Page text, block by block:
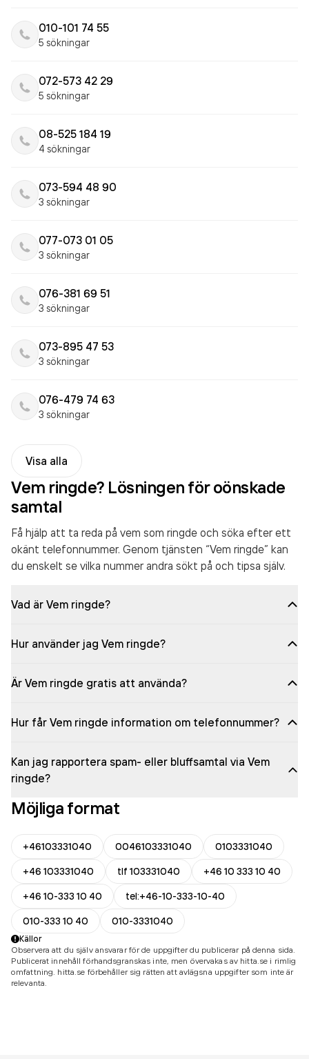
010-101 74 55
5 sökningar
072-573 42 29
5 sökningar
08-525 184 19
4 sökningar
073-594 48 90
3 sökningar
077-073 01 05
3 sökningar
076-381 69 51
3 sökningar
073-895 47 53
3 sökningar
076-479 74 63
3 sökningar
Visa alla
Vem ringde? Lösningen för oönskade
samtal
Få hjälp att ta reda på vem som ringde och söka efter ett
okänt telefonnummer. Genom tjänsten “Vem ringde” kan
du enskelt se vilka nummer andra sökt på och tipsa själv.
Vad är Vem ringde?
Hur använder jag Vem ringde?
Är Vem ringde gratis att använda?
Hur får Vem ringde information om telefonnummer?
Kan jag rapportera spam- eller bluffsamtal via Vem
ringde?
Möjliga format
+46103331040 0046103331040
0103331040
+46 103331040
tlf 103331040
+46 10 333 10 40
+46 10-333 10 40
tel:+46-10-333-10-40
010-333 10 40
010-3331040
Källor
Observera att du själv ansvarar för de uppgifter du publicerar på denna sida.
Publicerat innehåll förhandsgranskas inte, men övervakas av hitta.se i rimlig
omfattning. hitta.se förbehåller sig rätten att avlägsna uppgifter som inte är
relevanta.